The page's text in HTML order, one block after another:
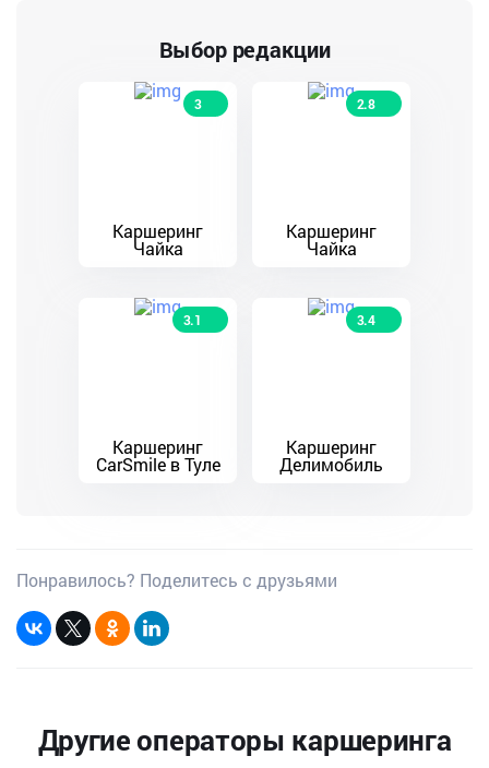
Выбор редакции
3
Каршеринг
Чайка
2.8
Каршеринг
Чайка
3.1
Каршеринг
CarSmile в Туле
3.4
Каршеринг
Делимобиль
Понравилось? Поделитесь с друзьями
Другие операторы каршеринга